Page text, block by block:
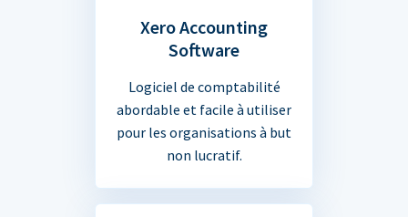
Xero Accounting
Software
Logiciel de comptabilité
abordable et facile à utiliser
pour les organisations à but
non lucratif.